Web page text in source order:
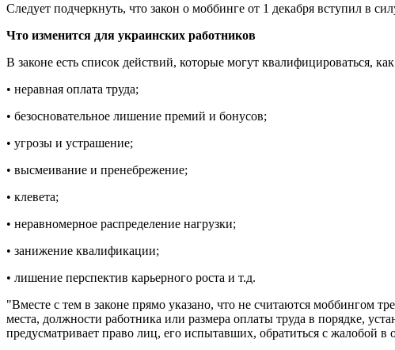
Следует подчеркнуть, что закон о моббинге от 1 декабря вступил в
Что изменится для украинских работников
В законе есть список действий, которые могут квалифицироваться,
• неравная оплата труда;
• безосновательное лишение премий и бонусов;
• угрозы и устрашение;
• высмеивание и пренебрежение;
• клевета;
• неравномерное распределение нагрузки;
• занижение квалификации;
• лишение перспектив карьерного роста и т.д.
"Вместе с тем в законе прямо указано, что не считаются моббингом
места, должности работника или размера оплаты труда в порядке,
предусматривает право лиц, его испытавших, обратиться с жалобой